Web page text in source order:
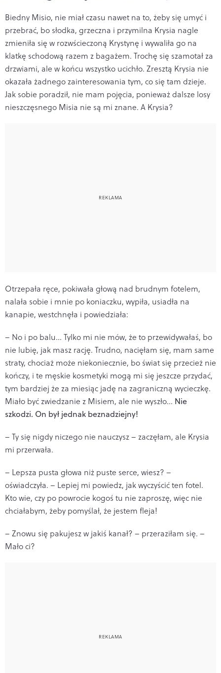
Biedny Misio, nie miał czasu nawet na to, żeby się umyć i
przebrać, bo słodka, grzeczna i przymilna Krysia nagle
zmieniła się w rozwścieczoną Krystynę i wywaliła go na
klatkę schodową razem z bagażem. Trochę się szamotał za
drzwiami, ale w końcu wszystko ucichło. Zresztą Krysia nie
okazała żadnego zainteresowania tym, co się tam dzieje.
Jak sobie poradził, nie mam pojęcia, ponieważ dalsze losy
nieszczęsnego Misia nie są mi znane. A Krysia?
Otrzepała ręce, pokiwała głową nad brudnym fotelem,
nalała sobie i mnie po koniaczku, wypiła, usiadła na
kanapie, westchnęła i powiedziała:
– No i po balu… Tylko mi nie mów, że to przewidywałaś, bo
nie lubię, jak masz rację. Trudno, nacięłam się, mam same
straty, chociaż może niekoniecznie, bo świat się przecież nie
kończy, i te męskie kosmetyki mogą mi się jeszcze przydać,
tym bardziej że za miesiąc jadę na zagraniczną wycieczkę.
Miało być zwiedzanie z Misiem, ale nie wyszło… Nie
szkodzi. On był jednak beznadziejny!
– Ty się nigdy niczego nie nauczysz – zaczęłam, ale Krysia
mi przerwała.
– Lepsza pusta głowa niż puste serce, wiesz? –
oświadczyła. – Lepiej mi powiedz, jak wyczyścić ten fotel.
Kto wie, czy po powrocie kogoś tu nie zaproszę, więc nie
chciałabym, żeby pomyślał, że jestem fleja!
– Znowu się pakujesz w jakiś kanał? – przeraziłam się. –
Mało ci?